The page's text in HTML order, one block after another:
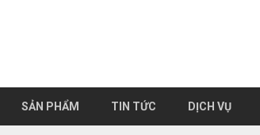
SẢN PHẨM TIN TỨC DỊCH VỤ